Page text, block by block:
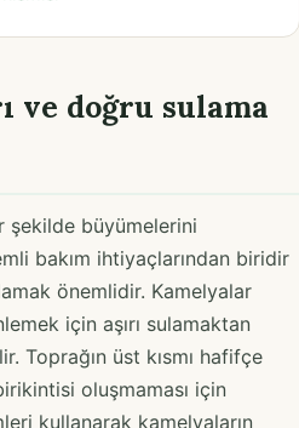
ve doğru sulama
şekilde büyümelerini
bakım ihtiyaçlarından biridir
önemlidir. Kamelyalar
için aşırı sulamaktan
Toprağın üst kısmı hafifçe
oluşmaması için
kullanarak kamelyaların